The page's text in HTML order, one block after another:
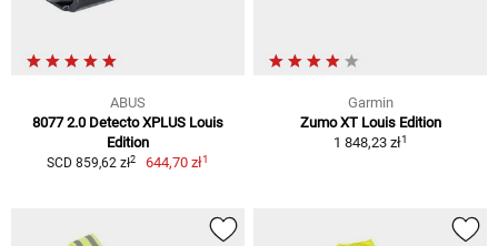
ABUS
8077 2.0 Detecto XPLUS Louis
Edition
SCD 859,62 zł2 644,70 zł1
Garmin
Zumo XT Louis Edition
1 848,23 zł1